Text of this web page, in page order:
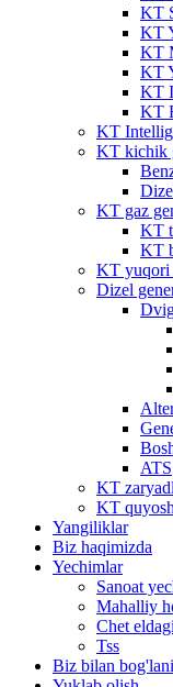
KT
KT
KT
KT
KT
KT
KT
KT kichik
KT gaz
KT
KT
KT yuqori
Dizel
ATS
KT
KT
Yangiliklar
Biz haqimizda
Yechimlar
Sanoat
Mahalliy
Chet
Tss
Biz bilan